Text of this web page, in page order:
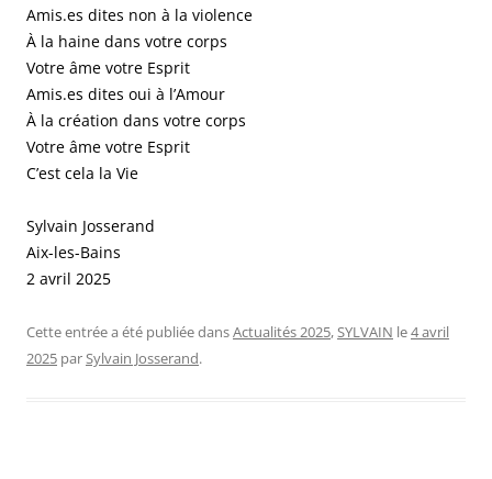
Amis.es dites non à la violence
À la haine dans votre corps
Votre âme votre Esprit
Amis.es dites oui à l’Amour
À la création dans votre corps
Votre âme votre Esprit
C’est cela la Vie
Sylvain Josserand
Aix-les-Bains
2 avril 2025
Cette entrée a été publiée dansActualités 2025, SYLVAIN le4 avril
2025 par Sylvain Josserand.